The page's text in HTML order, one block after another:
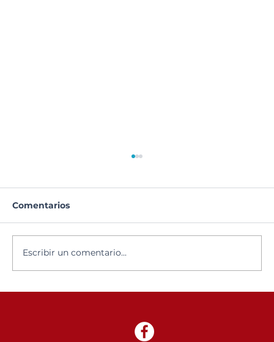
Comentarios
Escribir un comentario...